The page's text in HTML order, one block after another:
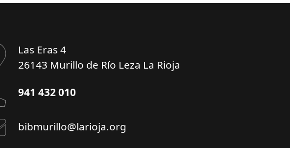
Las Eras 4
26143 Murillo de Río Leza La Rioja
941 432 010
bibmurillo@larioja.org